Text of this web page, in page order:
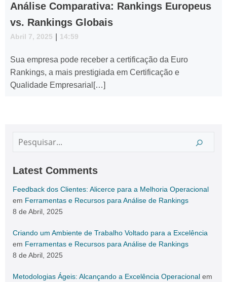
Análise Comparativa: Rankings Europeus
vs. Rankings Globais
Abril 7, 2025 14:59
Sua empresa pode receber a certificação da Euro
Rankings, a mais prestigiada em Certificação e
Qualidade Empresarial[…]
Latest Comments
Feedback dos Clientes: Alicerce para a Melhoria Operacional
em Ferramentas e Recursos para Análise de Rankings
8 de Abril, 2025
Criando um Ambiente de Trabalho Voltado para a Excelência
em Ferramentas e Recursos para Análise de Rankings
8 de Abril, 2025
Metodologias Ágeis: Alcançando a Excelência Operacional em